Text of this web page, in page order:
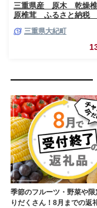
三重県産 原木 乾燥椎
原椎茸 ふるさと納税
ノコ きのこ 三重県
三重県大紀町
季節のフルーツ・野菜や限
りだくさん！8月までの返